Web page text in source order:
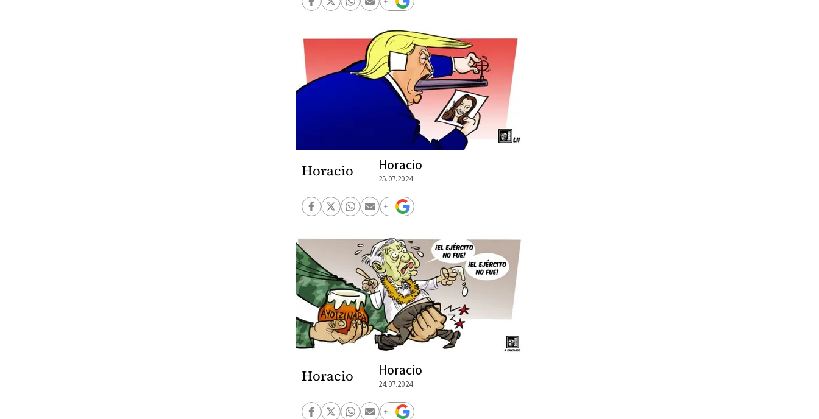
Horacio Horacio
25.07.2024
Horacio Horacio
24.07.2024